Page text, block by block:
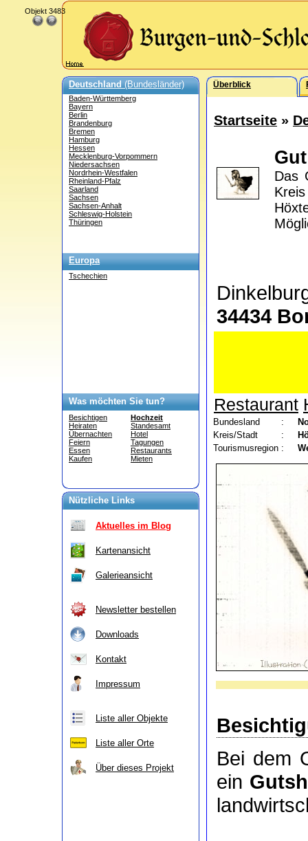
Deutschland(Bundesländer)
Baden-Württemberg
Bayern
Berlin
Brandenburg
Bremen
Hamburg
Hessen
Mecklenburg-Vorpommern
Niedersachsen
Nordrhein-Westfalen
Rheinland-Pfalz
Saarland
Sachsen
Sachsen-Anhalt
Schleswig-Holstein
Thüringen
Europa
Tschechien
Was möchten Sie tun?
Besichtigen
Heiraten
Übernachten
Feiern
Essen
Kaufen
Hochzeit
Standesamt
Hotel
Tagungen
Restaurants
Mieten
Nützliche Links
Aktuelles im Blog
Kartenansicht
Galerieansicht
Newsletter bestellen
Downloads
Kontakt
Impressum
Liste aller Objekte
Liste aller Orte
Über dieses Projekt
Überblick
Startseite »
Das
34434
Restaurant
Bundesland :
Kreis/Stadt
:
Tourismusregion :
Bei dem
ein
Objekt 3483